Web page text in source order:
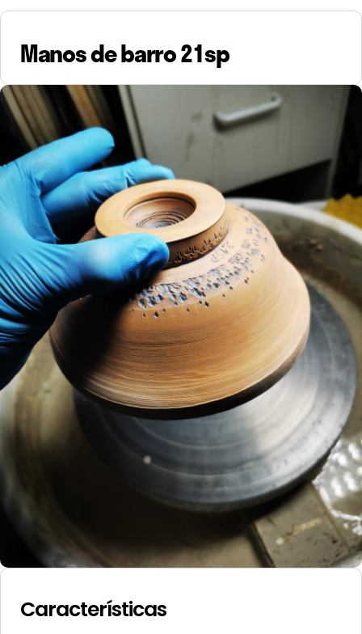
Manos de barro 21sp
Características